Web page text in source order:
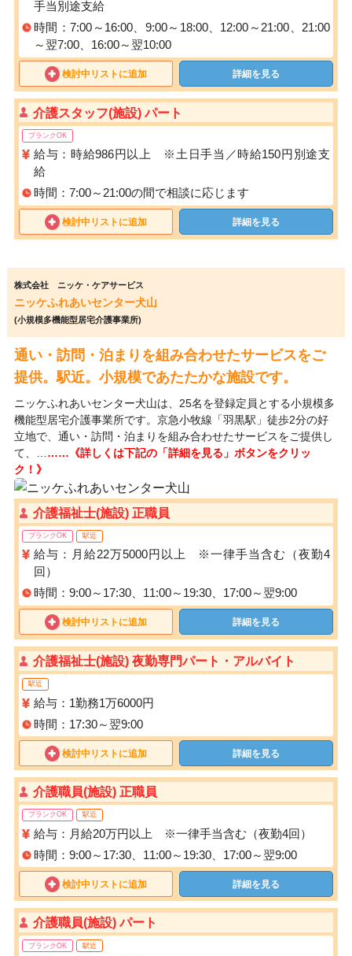
手当別途支給
時間：7:00～16:00、9:00～18:00、12:00～21:00、21:00
～翌7:00、16:00～翌10:00
検討中リストに追加 詳細を見る
介護スタッフ(施設) パート
ブランクOK
給与：時給986円以上 ※土日手当／時給150円別途支
給
時間：7:00～21:00の間で相談に応じます
検討中リストに追加 詳細を見る
株式会社 ニッケ・ケアサービス
ニッケふれあいセンター犬山
(小規模多機能型居宅介護事業所)
通い・訪問・泊まりを組み合わせたサービスをご
提供。駅近。小規模であたたかな施設です。
ニッケふれあいセンター犬山は、25名を登録定員とする小規模多
機能型居宅介護事業所です。京急小牧線「羽黒駅」徒歩2分の好
立地で、通い・訪問・泊まりを組み合わせたサービスをご提供し
て、… ……《詳しくは下記の「詳細を見る」ボタンをクリッ
ク！》
介護福祉士(施設) 正職員
ブランクOK 駅近
給与：月給22万5000円以上 ※一律手当含む（夜勤4
回）
時間：9:00～17:30、11:00～19:30、17:00～翌9:00
検討中リストに追加 詳細を見る
介護福祉士(施設) 夜勤専門パート・アルバイト
駅近
給与：1勤務1万6000円
時間：17:30～翌9:00
検討中リストに追加 詳細を見る
介護職員(施設) 正職員
ブランクOK 駅近
給与：月給20万円以上 ※一律手当含む（夜勤4回）
時間：9:00～17:30、11:00～19:30、17:00～翌9:00
検討中リストに追加 詳細を見る
介護職員(施設) パート
ブランクOK 駅近